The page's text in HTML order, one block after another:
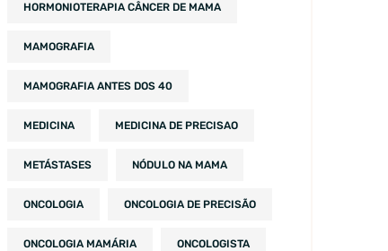
HORMONIOTERAPIA CÂNCER DE MAMA
MAMOGRAFIA
MAMOGRAFIA ANTES DOS 40
MEDICINA MEDICINA DE PRECISAO
METÁSTASES NÓDULO NA MAMA
ONCOLOGIA ONCOLOGIA DE PRECISÃO
ONCOLOGIA MAMÁRIA ONCOLOGISTA